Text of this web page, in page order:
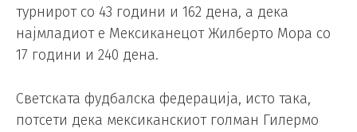
турнирот со 43 години и 162 дена, а дека
најмладиот е Мексиканецот Жилберто Мора со
17 години и 240 дена.
Светската фудбалска федерација, исто така,
потсети дека мексиканскиот голман Гилермо